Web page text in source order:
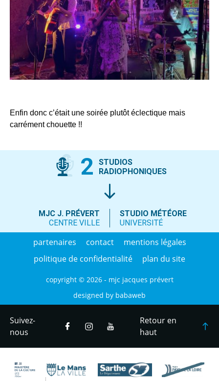
Enfin donc c’était une soirée plutôt éclectique mais
carrément chouette !!
2
STUDIOS
RADIOPHONIQUES
MJC J. PRÉVERT
CENTRE VILLE
STUDIO MÉTÉORE
UNIVERSITÉ
partenaires contact
mentions légales
politique de confidentialité
plan du site
copyright © 2026 - mjc jacques prévert
designed by babaweb
Suivez-
nous
Retour en
haut